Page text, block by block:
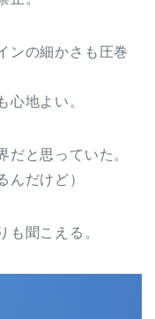
ンの細かさも圧巻
心地よい。
だと思っていた。
んだけど）
も聞こえる。